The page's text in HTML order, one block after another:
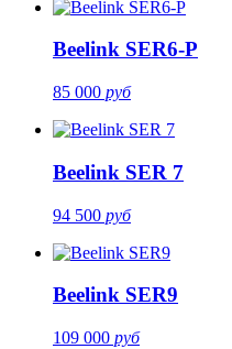
Beelink SER6-P
85 000 руб
Beelink SER 7
94 500 руб
Beelink SER9
109 000 руб